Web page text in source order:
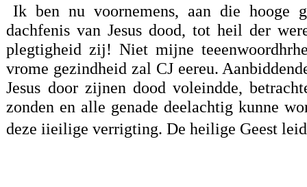
Ik ben nu voornemens, aan die hooge
dachfenis van Jesus dood, tot heil der
plegtigheid zij! Niet mijne
vrome gezindheid zal CJ eereu.
Jesus door zijnen dood voleindde,
zonden en alle genade deelachtig kunne
deze iieilige verrigting. De heilige Geest